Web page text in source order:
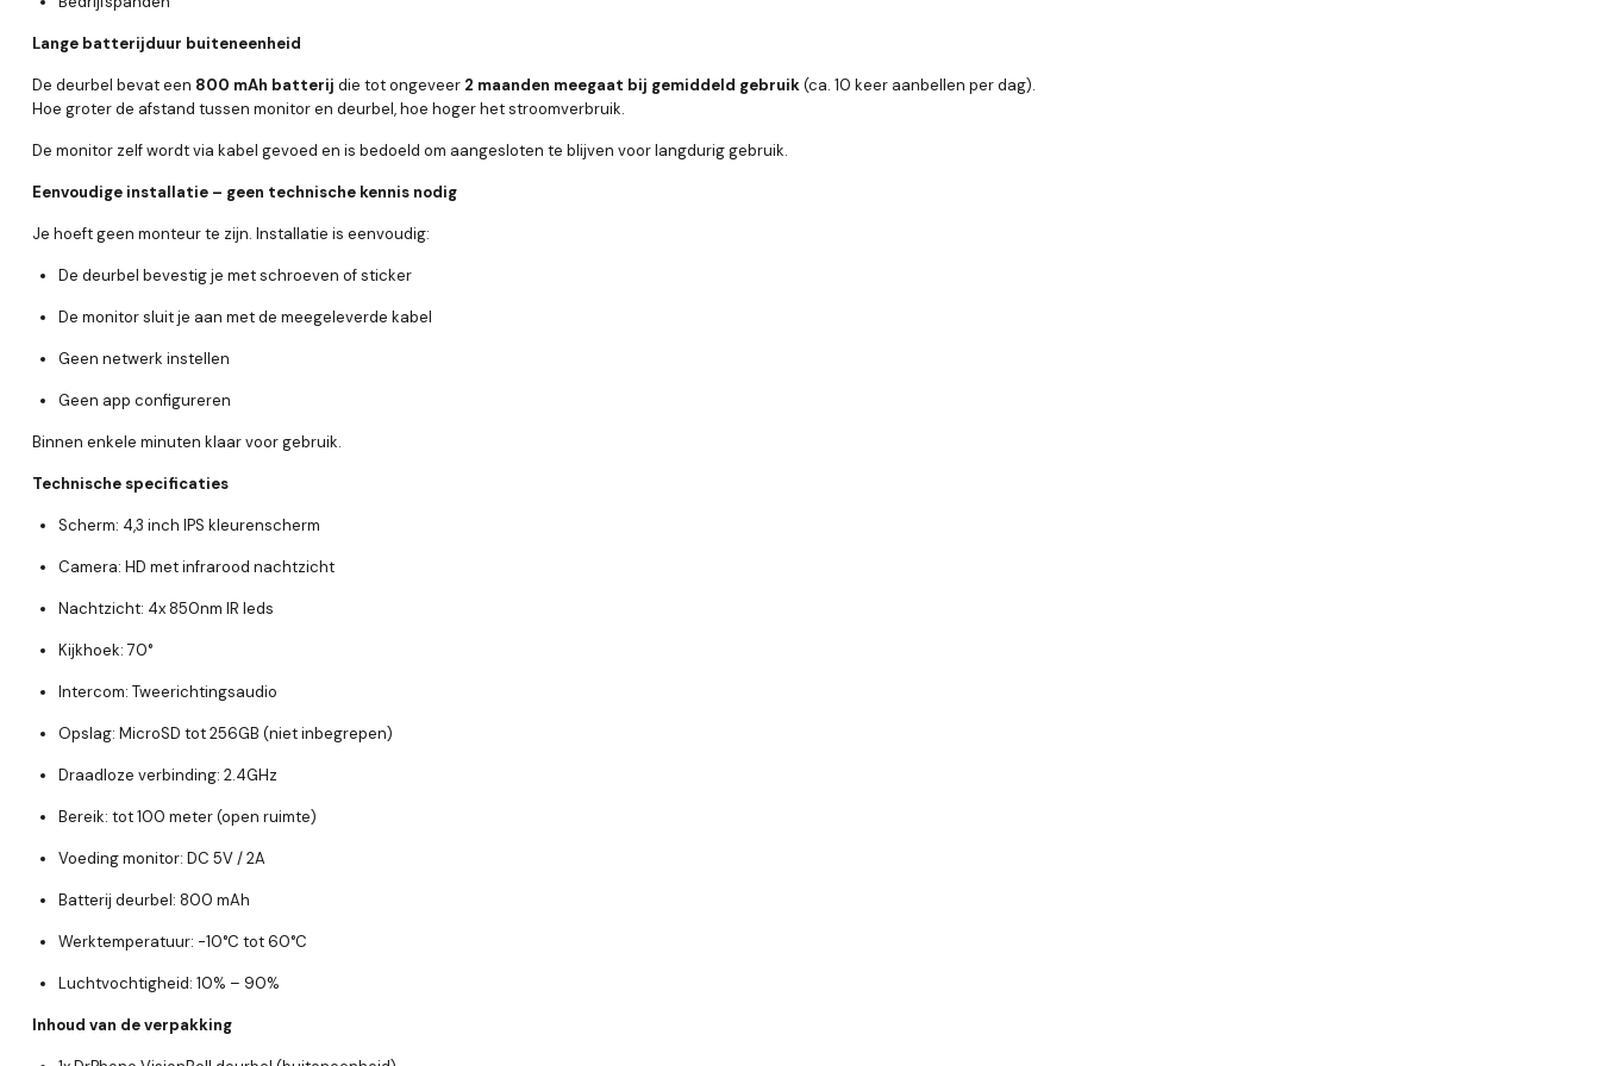
Lange batterijduur buiteneenheid
De deurbel bevat een 800 mAh batterij die tot ongeveer 2 maanden meegaat bij gemiddeld gebruik(ca. 10 keer aanbellen per dag).
Hoe groter de afstand tussen monitor en deurbel, hoe hoger het stroomverbruik.
De monitor zelf wordt via kabel gevoed en is bedoeld om aangesloten te blijven voor langdurig gebruik.
Eenvoudige installatie – geen technische kennis nodig
Je hoeft geen monteur te zijn. Installatie is eenvoudig:
De deurbel bevestig je met schroeven of sticker
De monitor sluit je aan met de meegeleverde kabel
Geen netwerk instellen
Geen app configureren
Binnen enkele minuten klaar voor gebruik.
Technische specificaties
Scherm: 4,3 inch IPS kleurenscherm
Camera: HD met infrarood nachtzicht
Nachtzicht: 4x 850nm IR leds
Kijkhoek: 70°
Intercom: Tweerichtingsaudio
Opslag: MicroSD tot 256GB (niet inbegrepen)
Draadloze verbinding: 2.4GHz
Bereik: tot 100 meter (open ruimte)
Voeding monitor: DC 5V / 2A
Batterij deurbel: 800 mAh
Werktemperatuur: -10°C tot 60°C
Luchtvochtigheid: 10% – 90%
Inhoud van de verpakking